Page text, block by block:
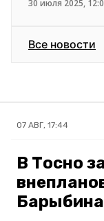
30 июля 2025,
Все новости
07 АВГ, 17:44
В Тосно
Барыбина